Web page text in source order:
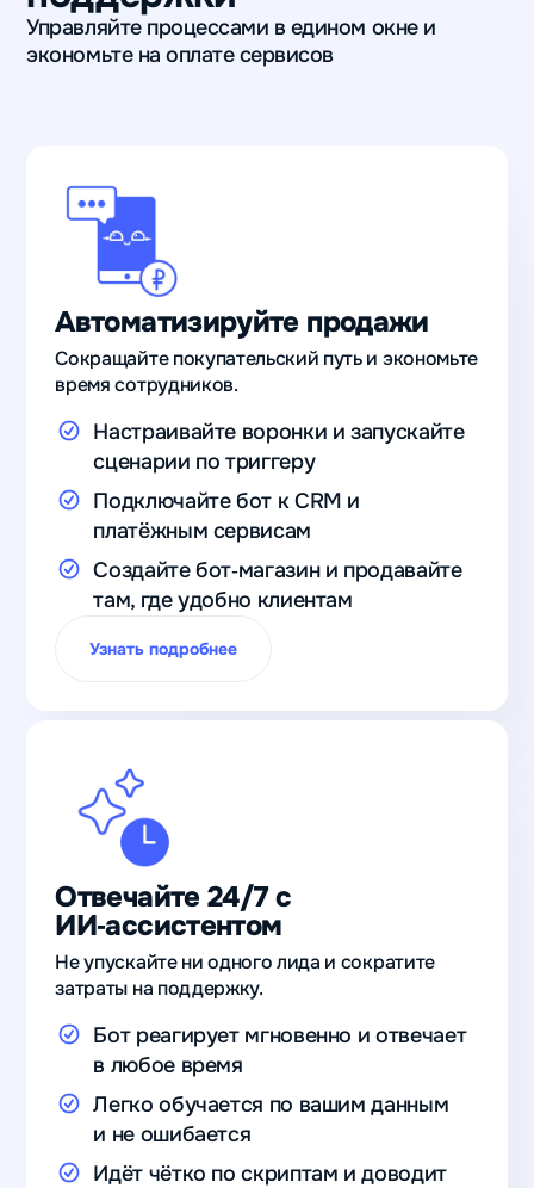
Управляйте процессами в едином окне и
экономьте на оплате сервисов
Автоматизируйте продажи
Сокращайте покупательский путь и экономьте
время сотрудников.
Настраивайте воронки и запускайте
сценарии по триггеру
Подключайте бот к CRM и
платёжным сервисам
Создайте бот‑магазин и продавайте
там, где удобно клиентам
Узнать подробнее
Отвечайте 24/7 с
ИИ‑ассистентом
Не упускайте ни одного лида и сократите
затраты на поддержку.
Бот реагирует мгновенно и отвечает
в любое время
Легко обучается по вашим данным
и не ошибается
Идёт чётко по скриптам и доводит